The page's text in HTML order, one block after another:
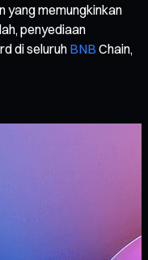
yang memungkinkan
penyediaan
di seluruh BNB Chain,